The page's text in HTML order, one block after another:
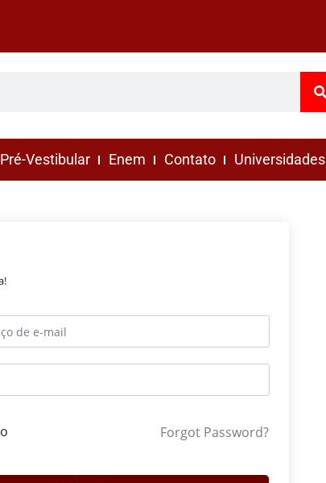
Pré-Vestibular Enem Contato Universidades
Forgot Password?